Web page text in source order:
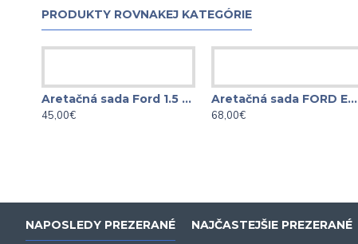
PRODUKTY ROVNAKEJ KATEGÓRIE
Aretačná sada Ford 1.5 Durate
45,00€
Aretačná sada FORD ECOBOOST 1.0L
68,00€
NAPOSLEDY PREZERANÉ NAJČASTEJŠIE PREZERANÉ